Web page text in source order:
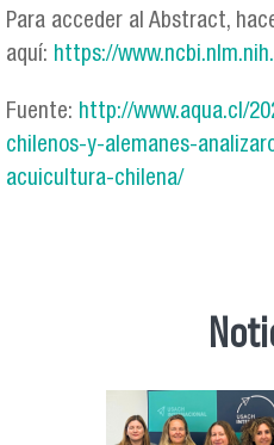
Para acceder al Abstract,
aquí: https://
Fuente: http://www.aqua.cl/
chilenos-y-alemanes-
acuicultura-chilena/